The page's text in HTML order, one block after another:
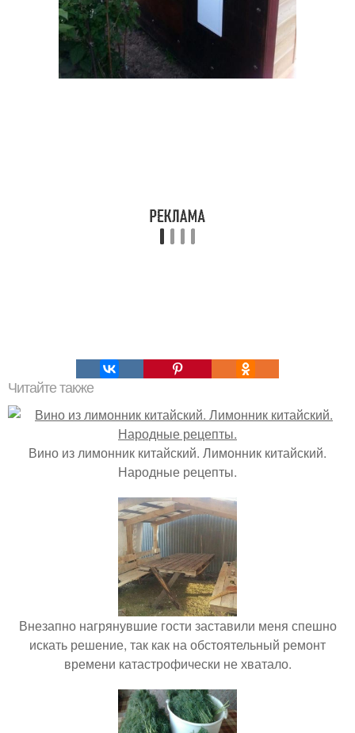
Читайте также
Вино из лимонник китайский. Лимонник китайский.
Народные рецепты.
Внезапно нагрянувшие гости заставили меня спешно
искать решение, так как на обстоятельный ремонт
времени катастрофически не хватало.